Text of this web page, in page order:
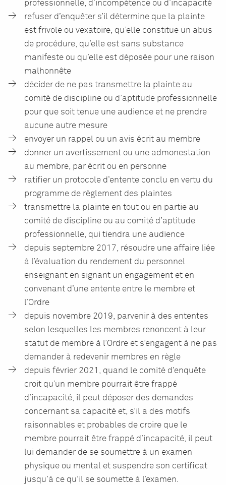
professionnelle, d’incompétence ou d’incapacité
refuser d’enquêter s’il détermine que la plainte
est frivole ou vexatoire, qu’elle constitue un abus
de procédure, qu’elle est sans substance
manifeste ou qu’elle est déposée pour une raison
malhonnête
décider de ne pas transmettre la plainte au
comité de discipline ou d’aptitude professionnelle
pour que soit tenue une audience et ne prendre
aucune autre mesure
envoyer un rappel ou un avis écrit au membre
donner un avertissement ou une admonestation
au membre, par écrit ou en personne
ratifier un protocole d’entente conclu en vertu du
programme de règlement des plaintes
transmettre la plainte en tout ou en partie au
comité de discipline ou au comité d’aptitude
professionnelle, qui tiendra une audience
depuis septembre 2017, résoudre une affaire liée
à l’évaluation du rendement du personnel
enseignant en signant un engagement et en
convenant d’une entente entre le membre et
l’Ordre
depuis novembre 2019, parvenir à des ententes
selon lesquelles les membres renoncent à leur
statut de membre à l’Ordre et s’engagent à ne pas
demander à redevenir membres en règle
depuis février 2021, quand le comité d’enquête
croit qu’un membre pourrait être frappé
d’incapacité, il peut déposer des demandes
concernant sa capacité et, s’il a des motifs
raisonnables et probables de croire que le
membre pourrait être frappé d’incapacité, il peut
lui demander de se soumettre à un examen
physique ou mental et suspendre son certificat
jusqu’à ce qu’il se soumette à l’examen.